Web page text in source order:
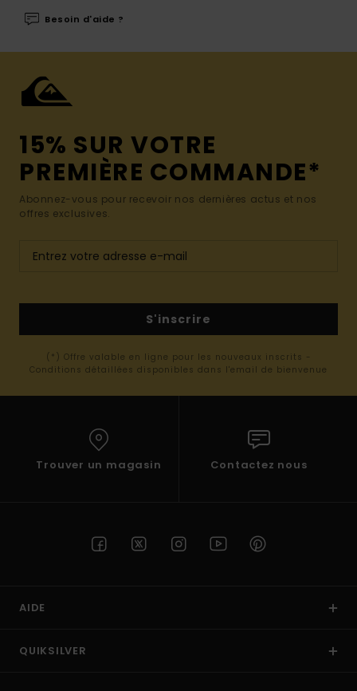
Besoin d'aide ?
15% SUR VOTRE
PREMIÈRE COMMANDE*
Abonnez-vous pour recevoir nos dernières actus et nos
offres exclusives.
S'inscrire
(*) Offre valable en ligne pour les nouveaux inscrits -
Conditions détaillées disponibles dans l'email de bienvenue
Trouver un magasin Contactez nous
AIDE
QUIKSILVER